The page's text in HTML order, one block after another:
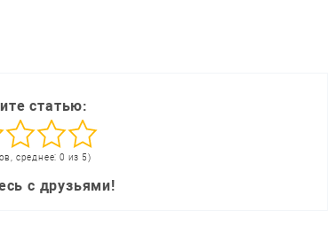
статью:
среднее: 0 из 5)
с друзьями!